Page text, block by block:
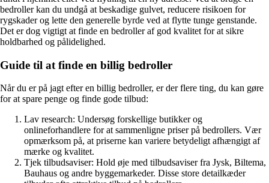
bedroller kan du undgå at beskadige gulvet, reducere risikoen for
rygskader og lette den generelle byrde ved at flytte tunge genstande.
Det er dog vigtigt at finde en bedroller af god kvalitet for at sikre
holdbarhed og pålidelighed.
Guide til at finde en billig bedroller
Når du er på jagt efter en billig bedroller, er der flere ting, du kan gøre
for at spare penge og finde gode tilbud:
Lav research: Undersøg forskellige butikker og
onlineforhandlere for at sammenligne priser på bedrollers. Vær
opmærksom på, at priserne kan variere betydeligt afhængigt af
mærke og kvalitet.
Tjek tilbudsaviser: Hold øje med tilbudsaviser fra Jysk, Biltema,
Bauhaus og andre byggemarkeder. Disse store detailkæder